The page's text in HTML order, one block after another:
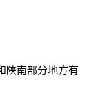
陕南部分地方有